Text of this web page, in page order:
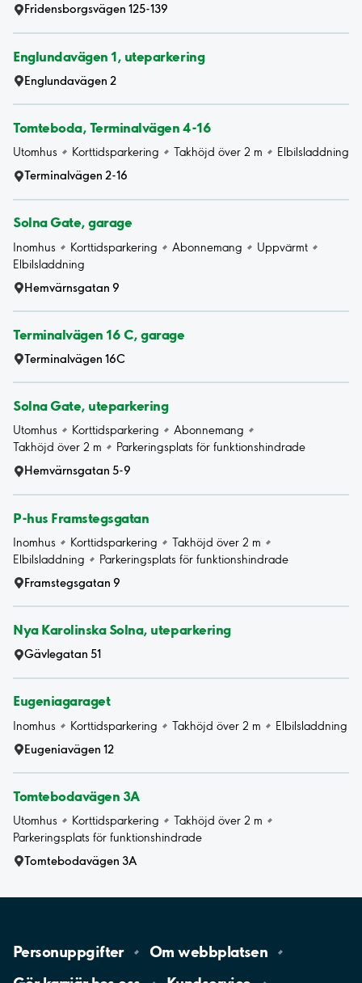
Fridensborgsvägen 125-139
Englundavägen 1, uteparkering
Englundavägen 2
Tomteboda, Terminalvägen 4-16
Utomhus Korttidsparkering Takhöjd över 2 m
Elbilsladdning
Terminalvägen 2-16
Solna Gate, garage
Inomhus Korttidsparkering Abonnemang
Uppvärmt
Elbilsladdning
Hemvärnsgatan 9
Terminalvägen 16 C, garage
Terminalvägen 16C
Solna Gate, uteparkering
Utomhus Korttidsparkering
Abonnemang
Takhöjd över 2 m
Parkeringsplats för funktionshindrade
Hemvärnsgatan 5-9
P-hus Framstegsgatan
Inomhus Korttidsparkering
Takhöjd över 2 m
Elbilsladdning
Parkeringsplats för funktionshindrade
Framstegsgatan 9
Nya Karolinska Solna, uteparkering
Gävlegatan 51
Eugeniagaraget
Inomhus Korttidsparkering Takhöjd över 2 m
Elbilsladdning
Eugeniavägen 12
Tomtebodavägen 3A
Utomhus Korttidsparkering
Takhöjd över 2 m
Parkeringsplats för funktionshindrade
Tomtebodavägen 3A
Personuppgifter Omwebbplatsen